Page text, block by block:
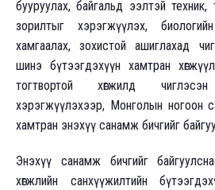
бууруулах, байгальд ээлтэй техник,
зорилтыг хэрэгжүүлэх,
хамгаалах, зохистой ашиглахад
шинэ бүтээгдэхүүн хамтран
тогтвортой хөгжилд чиглэсэн
хэрэгжүүлэхээр, Монголын ногоон
хамтран энэхүү санамж бичгийг
Энэхүү санамж бичгийг
хөгжлийн санхүүжилтийн